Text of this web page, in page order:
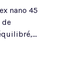
nano 45
de